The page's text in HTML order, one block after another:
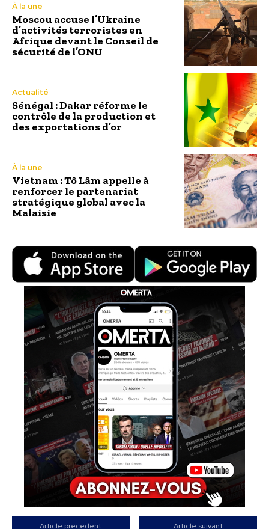
À la une
Moscou accuse l’Ukraine
d’activités terroristes en
Afrique devant le Conseil de
sécurité de l’ONU
Actualité
Sénégal : Dakar réforme le
contrôle de la production et
des exportations d’or
À la une
Vietnam : Tô Lâm appelle à
renforcer le partenariat
stratégique global avec la
Malaisie
Article précédent Article suivant